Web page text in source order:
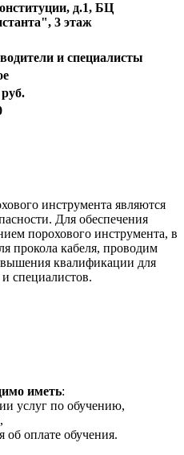
д.1, БЦ
3 этаж
и специалисты
инструмента являются
Для обеспечения
порохового инструмента, в
прокола кабеля, проводим
квалификации для
специалистов.
иметь:
услуг по обучению,
оплате обучения.